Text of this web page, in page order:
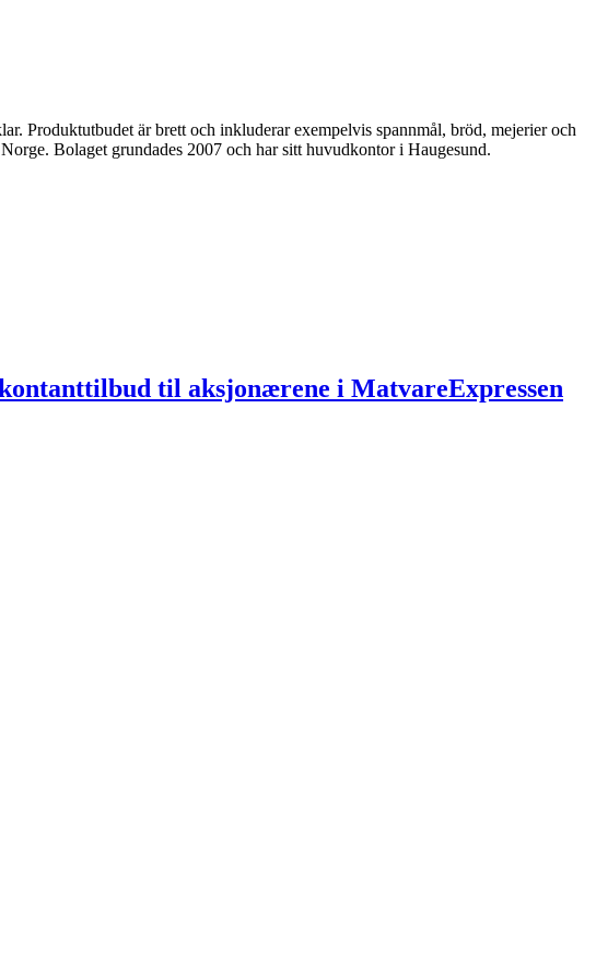
Produktutbudet är brett och inkluderar exempelvis spannmål, bröd, mejerier och
Bolaget grundades 2007 och har sitt huvudkontor i Haugesund.
til aksjonærene i MatvareExpressen